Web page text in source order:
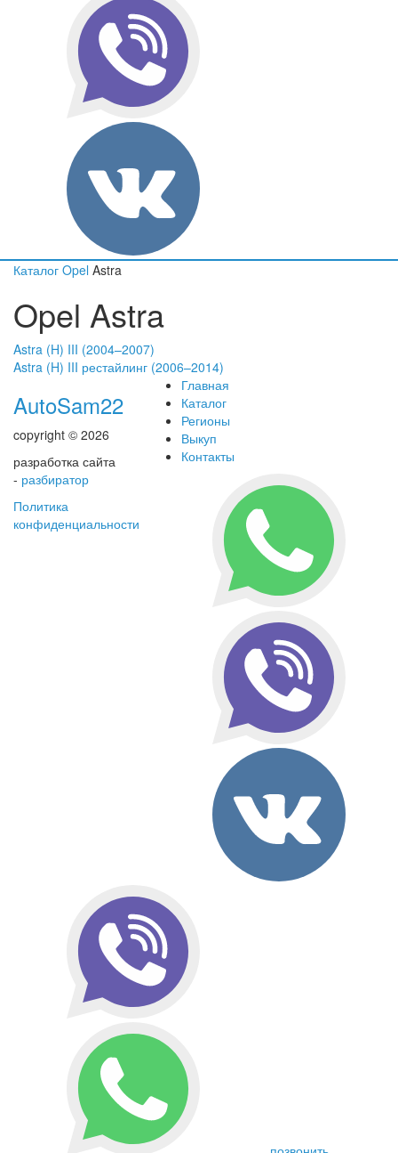
Каталог Opel Astra
Opel Astra
Astra (H) III (2004–2007)
Astra (H) III рестайлинг (2006–2014)
AutoSam22
copyright © 2026
разработка сайта
- разбиратор
Политика
конфиденциальности
Главная
Каталог
Регионы
Выкуп
Контакты